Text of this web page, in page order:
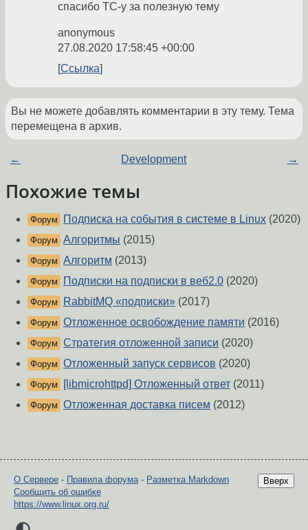
спасибо ТС-у за полезную тему
anonymous
27.08.2020 17:58:45 +00:00
Ссылка
Вы не можете добавлять комментарии в эту тему. Тема
перемещена в архив.
← Development →
Похожие темы
Форум Подписка на события в системе в Linux (2020)
Форум Алгоритмы (2015)
Форум Алгоритм (2013)
Форум Подписки на подписки в веб2.0 (2020)
Форум RabbitMQ «подписки» (2017)
Форум Отложенное освобождение памяти (2016)
Форум Стратегия отложенной записи (2020)
Форум Отложенный запуск сервисов (2020)
Форум [libmicrohttpd] Отложенный ответ (2011)
Форум Отложенная доставка писем (2012)
Вверх
О Сервере - Правила форума- Разметка Markdown
Сообщить об ошибке
https://www.linux.org.ru/